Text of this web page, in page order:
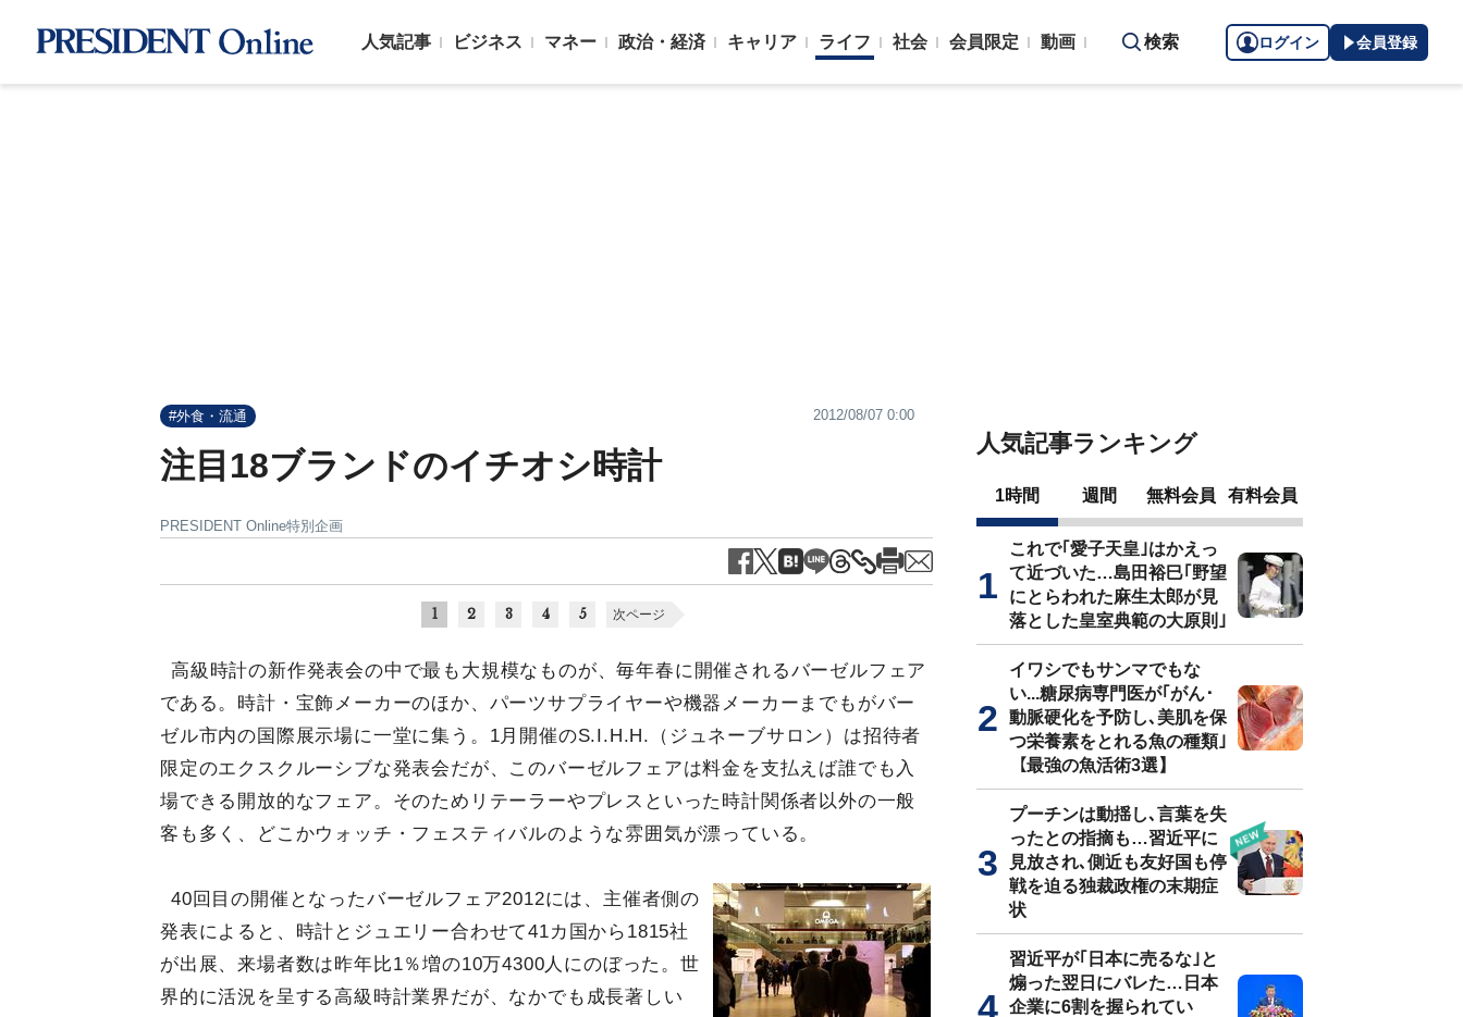
人気記事 ビジネス マネー 政治・経済 キャリア ライフ 社会 会員限定 動画 検索 ログイン 会員登録
#外食・流通 2012/08/07 0:00
注目18ブランドのイチオシ時計
PRESIDENT Online特別企画
1 2 3 4 5 次ページ
高級時計の新作発表会の中で最も大規模なものが、毎年春に開催されるバーゼルフェア
である。時計・宝飾メーカーのほか、パーツサプライヤーや機器メーカーまでもがバー
ゼル市内の国際展示場に一堂に集う。1月開催のS.I.H.H.（ジュネーブサロン）は招待者
限定のエクスクルーシブな発表会だが、このバーゼルフェアは料金を支払えば誰でも入
場できる開放的なフェア。そのためリテーラーやプレスといった時計関係者以外の一般
客も多く、どこかウォッチ・フェスティバルのような雰囲気が漂っている。
40回目の開催となったバーゼルフェア2012には、主催者側の
発表によると、時計とジュエリー合わせて41カ国から1815社
が出展、来場者数は昨年比1％増の10万4300人にのぼった。世
界的に活況を呈する高級時計業界だが、なかでも成長著しい
人気記事ランキング
1時間 週間 無料会員 有料会員
これで｢愛子天皇｣はかえっ
て近づいた…島田裕巳｢野望
にとらわれた麻生太郎が見
落とした皇室典範の大原則｣
イワシでもサンマでもな
い...糖尿病専門医が｢がん･
動脈硬化を予防し､美肌を保
つ栄養素をとれる魚の種類｣
【最強の魚活術3選】
プーチンは動揺し､言葉を失
ったとの指摘も…習近平に
見放され､側近も友好国も停
戦を迫る独裁政権の末期症
状
習近平が｢日本に売るな｣と
煽った翌日にバレた…日本
企業に6割を握られてい